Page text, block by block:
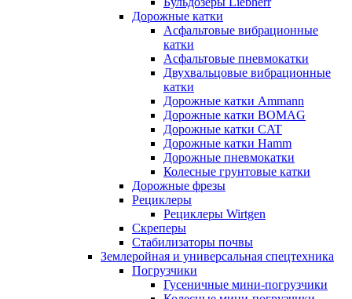
Дорожные катки
Асфальтовые вибрационные
катки
Асфальтовые пневмокатки
Двухвальцовые вибрационные
катки
Дорожные катки Ammann
Дорожные катки BOMAG
Дорожные катки CAT
Дорожные катки Hamm
Дорожные пневмокатки
Колесные грунтовые катки
Дорожные фрезы
Рециклеры
Рециклеры Wirtgen
Скреперы
Стабилизаторы почвы
Землеройная и универсальная спецтехника
Погрузчики
Гусеничные мини-погрузчики